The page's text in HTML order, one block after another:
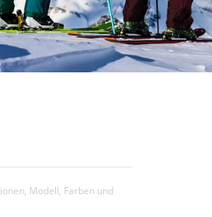
Modell, Farben und